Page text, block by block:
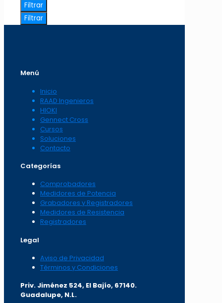
Filtrar
Filtrar
Menú
Inicio
RAAD Ingenieros
HIOKI
Gennect Cross
Cursos
Soluciones
Contacto
Categorías
Comprobadores
Medidores de Potencia
Grabadores y Registradores
Medidores de Resistencia
Registradores
Legal
Aviso de Privacidad
Términos y Condiciones
Priv. Jiménez 524, El Bajío, 67140.
Guadalupe, N.L.